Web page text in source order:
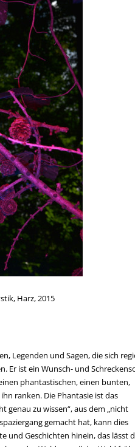
Harz, 2015
Legenden und Sagen, die sich
Er ist ein Wunsch- und
phantastischen, einen bunten,
ranken. Die Phantasie ist das
genau zu wissen“, aus dem „nicht
gemacht hat, kann dies
und Geschichten hinein, das lässt